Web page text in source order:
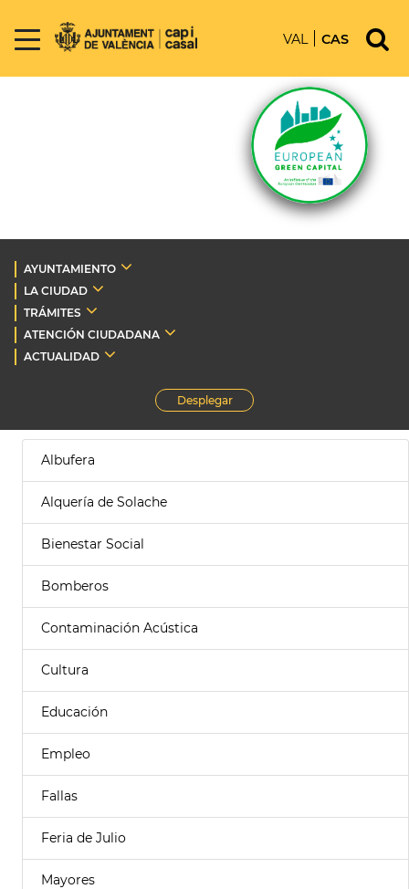
VAL CAS
AYUNTAMIENTO
LA CIUDAD
TRÁMITES
ATENCIÓN CIUDADANA
ACTUALIDAD
Desplegar
Albufera
Alquería de Solache
Bienestar Social
Bomberos
Contaminación Acústica
Cultura
Educación
Empleo
Fallas
Feria de Julio
Mayores